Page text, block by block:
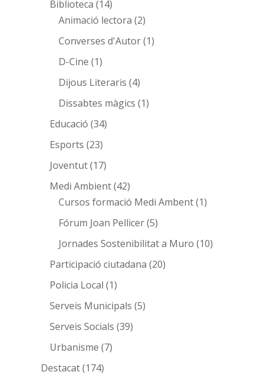
Biblioteca (14)
Animació lectora (2)
Converses d'Autor(1)
D-Cine (1)
Dijous Literaris (4)
Dissabtes màgics (1)
Educació (34)
Esports (23)
Joventut(17)
Medi Ambient(42)
Cursos formació Medi Ambent(1)
Fórum Joan Pellicer(5)
Jornades Sostenibilitat a Muro (10)
Participació ciutadana (20)
Policia Local (1)
Serveis Municipals (5)
Serveis Socials (39)
Urbanisme (7)
Destacat(174)